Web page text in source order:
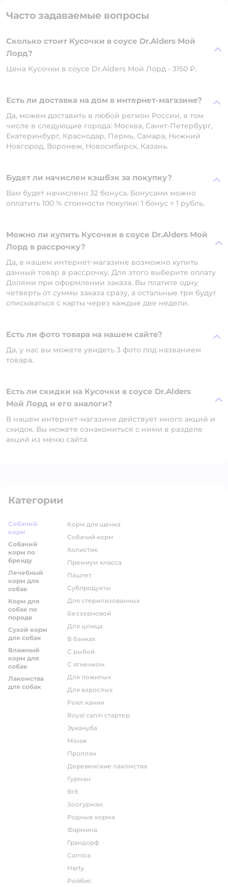
Часто задаваемые вопросы
Сколько стоит Кусочки в соусе Dr.Alders Мой
Лорд?
Цена Кусочки в соусе Dr.Alders Мой Лорд - 3150 ₽.
Есть ли доставка на дом в интернет-магазине?
Да, можем доставить в любой регион России, в том
числе в следующие города: Москва, Санкт-Петербург,
Екатеринбург, Краснодар, Пермь, Самара, Нижний
Новгород, Воронеж, Новосибирск, Казань.
Будет ли начислен кэшбэк за покупку?
Вам будет начислено 32 бонуса. Бонусами можно
оплатить 100 % стоимости покупки: 1 бонус = 1 рубль.
Можно ли купить Кусочки в соусе Dr.Alders Мой
Лорд в рассрочку?
Да, в нашем интернет-магазине возможно купить
данный товар в рассрочку. Для этого выберите оплату
Долями при оформлении заказа. Вы платите одну
четверть от суммы заказа сразу, а остальные три будут
списываться с карты через каждые две недели.
Есть ли фото товара на нашем сайте?
Да, у нас вы можете увидеть 3 фото под названием
товара.
Есть ли скидки на Кусочки в соусе Dr.Alders
Мой Лорд и его аналоги?
В нашем интернет-магазине действует много акций и
скидок. Вы можете ознакомиться с ними в разделе
акций из меню сайта.
Категории
Собачий
корм
Собачий
корм по
бренду
Лечебный
корм для
собак
Корм для
собак по
породе
Сухой корм
для собак
Влажный
корм для
собак
Лакомства
для собак
корм для щенка
собачий корм
холистик
премиум класса
паштет
субпродукты
для стерилизованных
беззерновой
для шпица
в банках
с рыбой
с ягненком
для пожилых
для взрослых
роял канин
Royal canin стартер
эукануба
монж
проплан
деревенские лакомства
гурман
brit
зоогурман
родные корма
фармина
грандорф
carnica
harty
ройбис